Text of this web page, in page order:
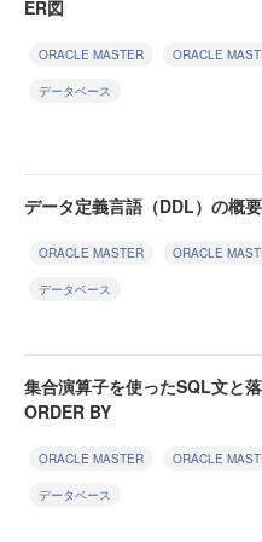
ER図
ORACLE MASTER ORACLE
データベース
データ定義言語（DDL）の概要
ORACLE MASTER ORACLE
データベース
集合演算子を使ったSQL文と
ORDER BY
ORACLE MASTER ORACLE
データベース